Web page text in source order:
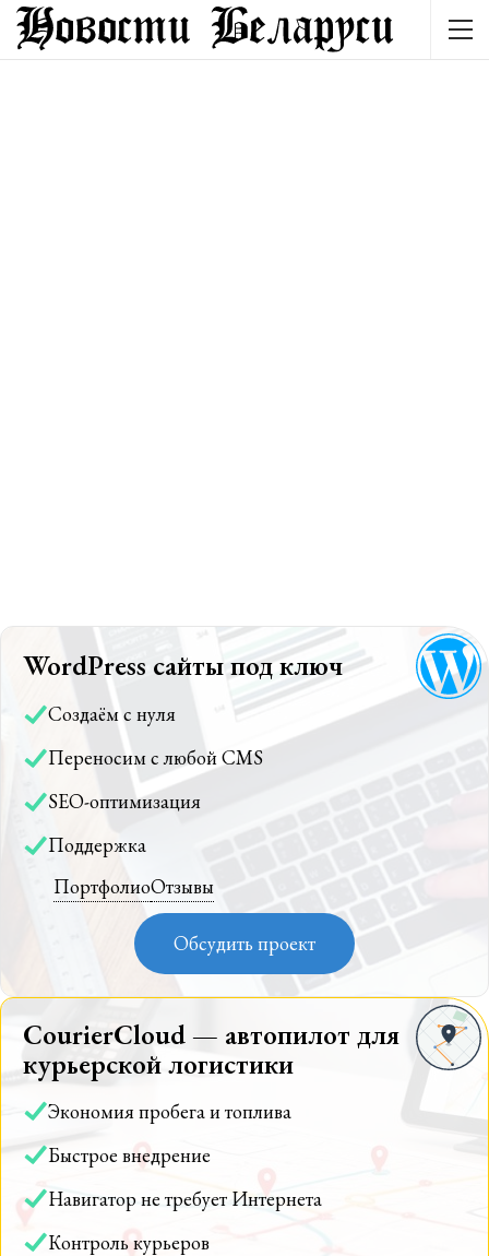
WordPress сайты под ключ
Создаём с нуля
Переносим с любой CMS
SEO-оптимизация
Поддержка
ПортфолиоОтзывы
Обсудить проект
CourierCloud — автопилот для
курьерской логистики
Экономия пробега и топлива
Быстрое внедрение
Навигатор не требует Интернета
Контроль курьеров